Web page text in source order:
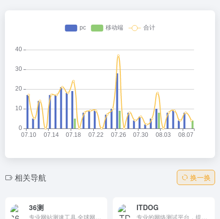
相关导航 换一换
36测 ITDOG